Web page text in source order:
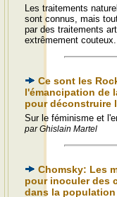
Les traitements
sont connus, mais
par des traitements
extrêmement couteux.
Ce sont les
l'émancipation de
pour déconstruire
Sur le féminisme et
par Ghislain Martel
Chomsky: Les
pour inoculer des
dans la